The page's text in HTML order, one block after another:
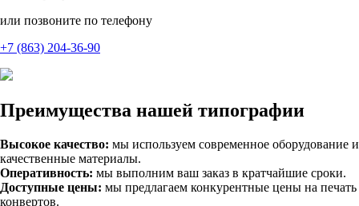
или позвоните по телефону
+7 (863) 204-36-90
Преимущества нашей типографии
Высокое качество: мы используем современное оборудование и
качественные материалы.
Оперативность: мы выполним ваш заказ в кратчайшие сроки.
Доступные цены: мы предлагаем конкурентные цены на печать
конвертов.